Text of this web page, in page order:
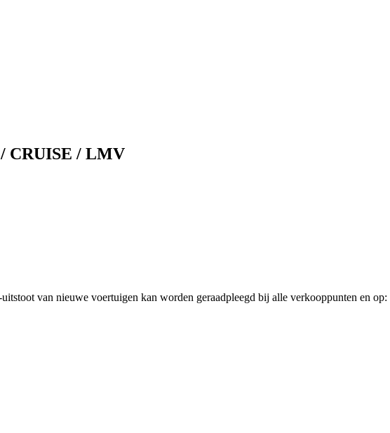
CRUISE / LMV
van nieuwe voertuigen kan worden geraadpleegd bij alle verkooppunten en